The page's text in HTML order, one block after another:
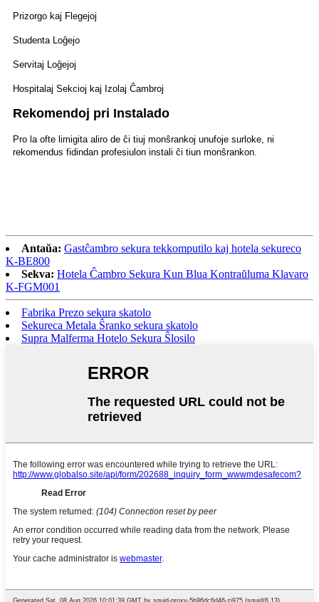
Prizorgo kaj Flegejoj
Studenta Loĝejo
Servitaj Loĝejoj
Hospitalaj Sekcioj kaj Izolaj Ĉambroj
Rekomendoj pri Instalado
Pro la ofte limigita aliro de ĉi tiuj monŝrankoj unufoje surloke, ni
rekomendus fidindan profesiulon instali ĉi tiun monŝrankon.
Antaŭa: Gastĉambro sekura tekkomputilo kaj hotela sekureco
K-BE800
Sekva: Hotela Ĉambro Sekura Kun Blua Kontraŭluma Klavaro
K-FGM001
Fabrika Prezo sekura skatolo
Sekureca Metala Ŝranko sekura skatolo
Supra Malferma Hotelo Sekura Ŝlosilo